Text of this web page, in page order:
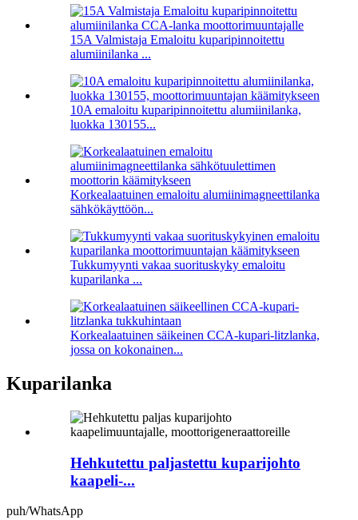
15A Valmistaja Emaloitu kuparipinnoitettu
alumiinilanka ...
10A emaloitu kuparipinnoitettu alumiinilanka,
luokka 130155...
Korkealaatuinen emaloitu alumiinimagneettilanka
sähkökäyttöön...
Tukkumyynti vakaa suorituskyky emaloitu
kuparilanka ...
Korkealaatuinen säikeinen CCA-kupari-litzlanka,
jossa on kokonainen...
Kuparilanka
Hehkutettu paljastettu kuparijohto
kaapeli-...
puh/WhatsApp